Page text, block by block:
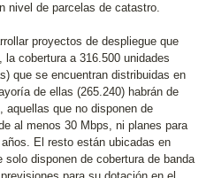
nivel de parcelas de catastro.
proyectos de despliegue que
cobertura a 316.500 unidades
que se encuentran distribuidas en
de ellas (265.240) habrán de
aquellas que no disponen de
al menos 30 Mbps, ni planes para
El resto están ubicadas en
disponen de cobertura de banda